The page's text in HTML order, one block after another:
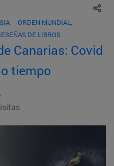
ORDEN MUNDIAL,
DE LIBROS
Canarias: Covid
tiempo